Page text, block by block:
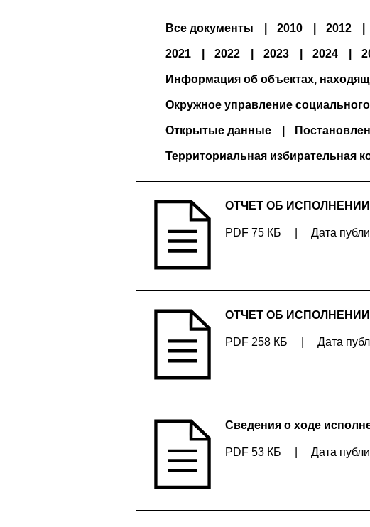
Все документы 2010 2012
2021 2022 2023 2024
Информация об объектах,
Окружное управление
Открытые данные
Территориальная избирательная
ОТЧЕТ ОБ
PDF 75 КБ Дата
ОТЧЕТ ОБ
PDF 258 КБ Дата
Сведения о ходе
PDF 53 КБ Дата